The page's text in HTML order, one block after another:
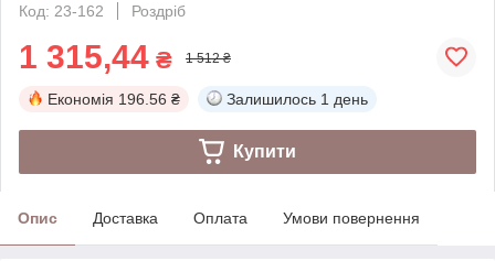
Код: 23-162
Роздріб
1 315,44 ₴ 1 512 ₴
Економія 196.56 ₴ Залишилось 1 день
Купити
Опис Доставка Оплата Умови повернення